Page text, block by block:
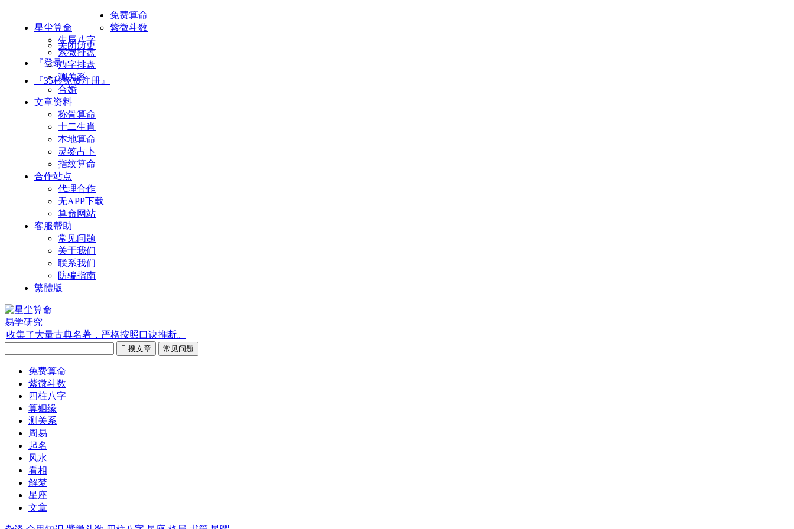
星尘算命
关闭历史
『登录』
『35秒免费注册』
免费算命
紫微斗数
生辰八字
紫微排盘
八字排盘
测关系
合婚
文章资料
称骨算命
十二生肖
本地算命
灵签占卜
指纹算命
合作站点
代理合作
无APP下载
算命网站
客服帮助
常见问题
关于我们
联系我们
防骗指南
繁體版
易学研究
收集了大量古典名著，严格按照口诀推断。
 搜文章 常见问题
免费算命
紫微斗数
四柱八字
算姻缘
测关系
周易
起名
风水
看相
解梦
星座
文章